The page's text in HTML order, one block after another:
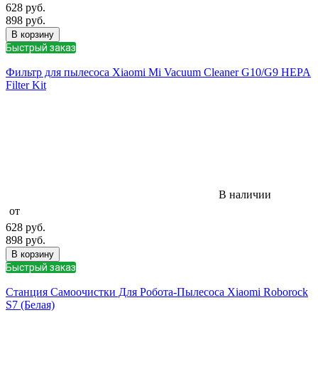
628 руб.
898 руб.
В корзину
Быстрый заказ
Фильтр для пылесоса Xiaomi Mi Vacuum Cleaner G10/G9 HEPA
Filter Kit
В наличии
от
628 руб.
898 руб.
В корзину
Быстрый заказ
Станция Самоочистки Для Робота-Пылесоса Xiaomi Roborock
S7 (Белая)